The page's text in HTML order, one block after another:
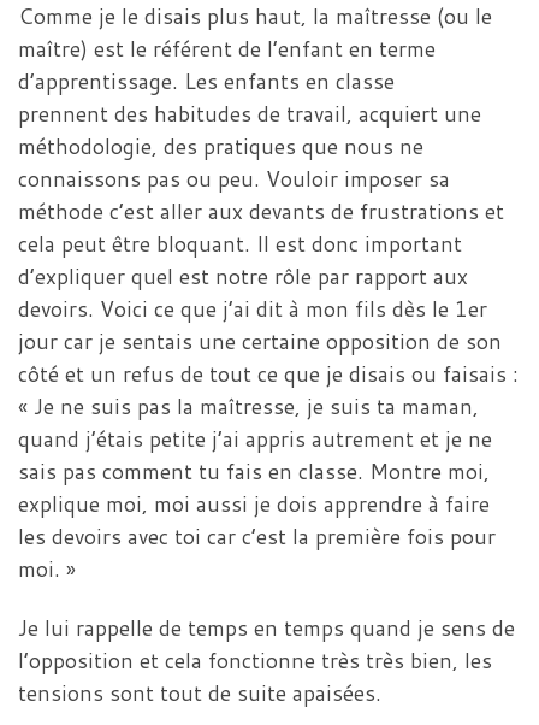
Comme je le disais plus haut, la maîtresse (ou le
maître) est le référent de l’enfant en terme
d’apprentissage. Les enfants en classe
prennent des habitudes de travail, acquiert une
méthodologie, des pratiques que nous ne
connaissons pas ou peu. Vouloir imposer sa
méthode c’est aller aux devants de frustrations et
cela peut être bloquant. Il est donc important
d’expliquer quel est notre rôle par rapport aux
devoirs. Voici ce que j’ai dit à mon fils dès le 1er
jour car je sentais une certaine opposition de son
côté et un refus de tout ce que je disais ou faisais :
« Je ne suis pas la maîtresse, je suis ta maman,
quand j’étais petite j’ai appris autrement et je ne
sais pas comment tu fais en classe. Montre moi,
explique moi, moi aussi je dois apprendre à faire
les devoirs avec toi car c’est la première fois pour
moi. »
Je lui rappelle de temps en temps quand je sens de
l’opposition et cela fonctionne très très bien, les
tensions sont tout de suite apaisées.